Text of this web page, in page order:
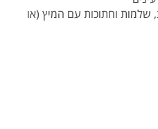
שלמות וחתוכות עם המיץ (או